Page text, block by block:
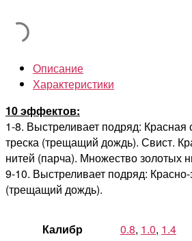
Описание
Характеристики
10 эффектов:
1-8. Выстреливает подряд:
треска (трещащий дождь). Свист.
нитей (парча). Множество золотых
9-10. Выстреливает подряд:
(трещащий дождь).
Калибр 0.8, 1.0, 1.4